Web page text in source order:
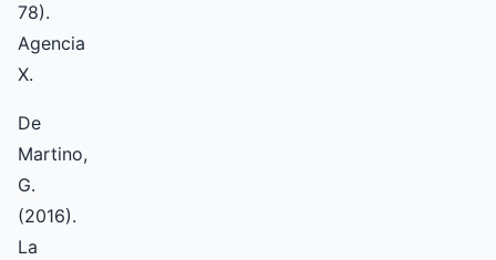
78).
Agencia
X.
De
Martino,
G.
(2016).
La